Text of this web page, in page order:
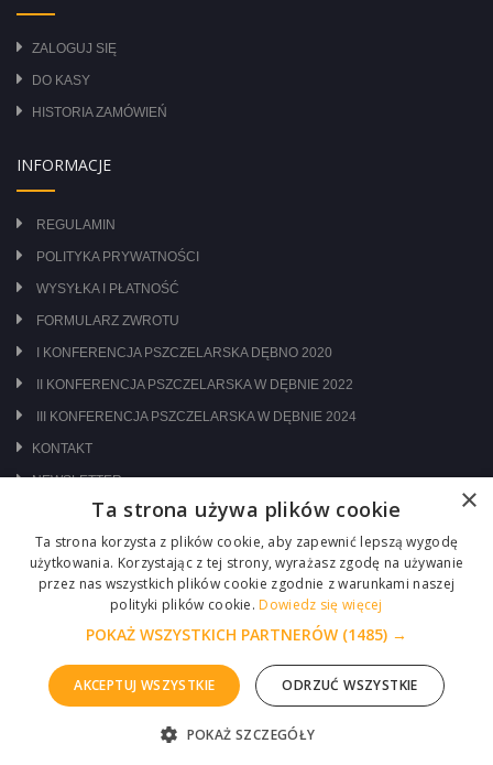
ZALOGUJ SIĘ
DO KASY
HISTORIA ZAMÓWIEŃ
INFORMACJE
REGULAMIN
POLITYKA PRYWATNOŚCI
WYSYŁKA I PŁATNOŚĆ
FORMULARZ ZWROTU
I KONFERENCJA PSZCZELARSKA DĘBNO 2020
II KONFERENCJA PSZCZELARSKA W DĘBNIE 2022
III KONFERENCJA PSZCZELARSKA W DĘBNIE 2024
KONTAKT
NEWSLETTER
ODWIEDŹ NAS NA:
Realizacja :
ZGŁOŚ PROBLEM
×
Ta strona używa plików cookie
Ta strona korzysta z plików cookie, aby zapewnić lepszą wygodę
użytkowania. Korzystając z tej strony, wyrażasz zgodę na używanie
przez nas wszystkich plików cookie zgodnie z warunkami naszej
polityki plików cookie. Dowiedz się więcej
POKAŻ WSZYSTKICH PARTNERÓW (1485) →
AKCEPTUJ WSZYSTKIE ODRZUĆ WSZYSTKIE
POKAŻ SZCZEGÓŁY